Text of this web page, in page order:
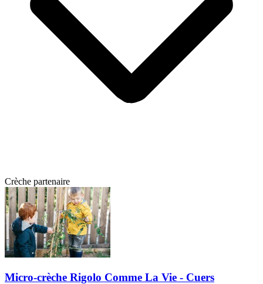
Crèche partenaire
Micro-crèche Rigolo Comme La Vie - Cuers